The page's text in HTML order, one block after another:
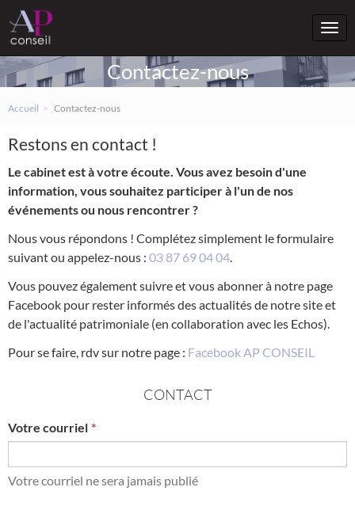
Contactez-nous
Accueil Contactez-nous
Restons en contact !
Le cabinet est à votre écoute. Vous avez besoin d'une
information, vous souhaitez participer à l'un de nos
événements ou nous rencontrer ?
Nous vous répondons ! Complétez simplement le formulaire
suivant ou appelez-nous : 03 87 69 04 04.
Vous pouvez également suivre et vous abonner à notre page
Facebook pour rester informés des actualités de notre site et
de l'actualité patrimoniale (en collaboration avec les Echos).
Pour se faire, rdv sur notre page : Facebook AP CONSEIL
CONTACT
Votre courriel
Votre courriel ne sera jamais publié